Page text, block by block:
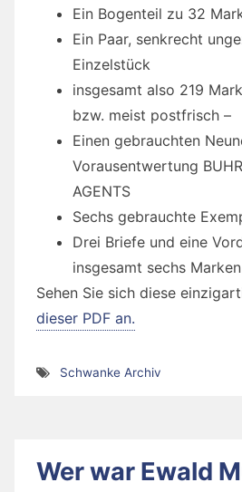
Ein Bogenteil zu 32
Ein Paar, senkrecht
Einzelstück
insgesamt also 219
bzw. meist postfrisch –
Einen gebrauchten
Vorausentwertung
AGENTS
Sechs gebrauchte
Drei Briefe und eine
insgesamt sechs Marken
Sehen Sie sich diese
dieser PDF an.
Schwanke Archiv
Wer war Ewald